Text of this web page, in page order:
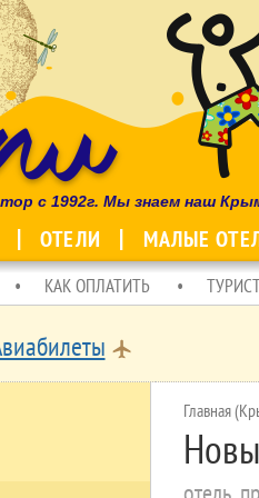
с 1992г. Мы знаем наш
ОТЕЛИ МАЛЫЕ
КАК ОПЛАТИТЬ
local_airport
Главная